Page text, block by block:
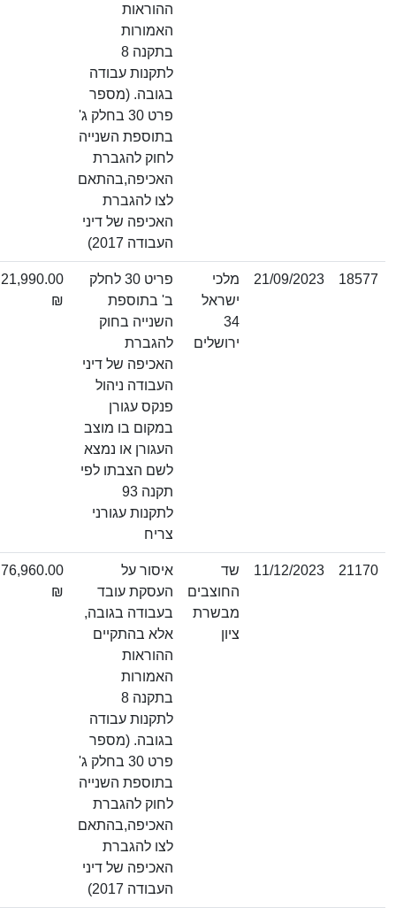
לתקנות עבודה
בגובה. (מספר
פרט 30 בחלק ג'
בתוספת השנייה
לחוק להגברת
האכיפה,בהתאם
לצו להגברת
האכיפה של דיני
21/09/2023
מלכי
פריט 30 לחלק
ב' בתוספת
השנייה בחוק
להגברת
האכיפה של דיני
העבודה ניהול
פנקס עגורן
במקום בו מוצב
העגורן או נמצא
לשם הצבתו לפי
לתקנות עגורני
21,990.00
₪
11/12/2023
שד
איסור על
העסקת עובד
בעבודה בגובה,
אלא בהתקיים
לתקנות עבודה
בגובה. (מספר
פרט 30 בחלק ג'
בתוספת השנייה
לחוק להגברת
האכיפה,בהתאם
לצו להגברת
האכיפה של דיני
76,960.00
₪